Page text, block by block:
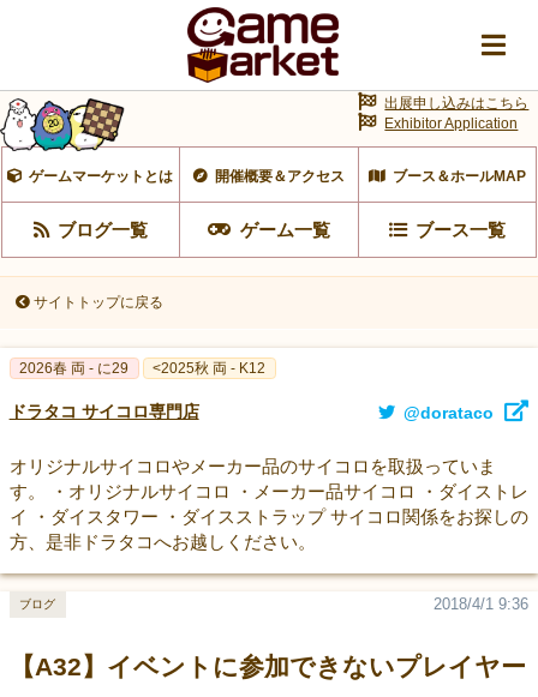
ゲームマーケットとは 開催概要＆アクセス ブース＆ホールMAP
ブログ一覧 ゲーム一覧 ブース一覧
出展申し込みはこちら
Exhibitor Application
サイトトップに戻る
2026春 両 - に29 <2025秋 両 - K12
ドラタコ サイコロ専門店 @dorataco
オリジナルサイコロやメーカー品のサイコロを取扱っていま
す。 ・オリジナルサイコロ ・メーカー品サイコロ ・ダイストレ
イ ・ダイスタワー ・ダイスストラップ サイコロ関係をお探しの
方、是非ドラタコへお越しください。
【A32】イベントに参加できないプレイヤー
2018/4/1 9:36
ブログ